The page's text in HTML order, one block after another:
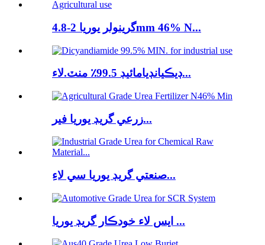
گرينولر يوريا 2-4.8mm 46% N...
ڊيڪيانڊيامائيڊ 99.5٪ منٽ.لاء...
زرعي گريڊ يوريا فير...
صنعتي گريڊ يوريا سي لاءِ...
ايس لاء خودڪار گريڊ يوريا ...